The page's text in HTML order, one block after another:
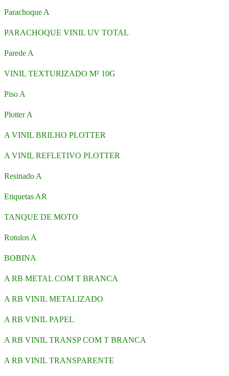
Parachoque A
PARACHOQUE VINIL UV TOTAL
Parede A
VINIL TEXTURIZADO M² 10G
Piso A
Plotter A
A VINIL BRILHO PLOTTER
A VINIL REFLETIVO PLOTTER
Resinado A
Etiquetas AR
TANQUE DE MOTO
Rotulos A
BOBINA
A RB METAL COM T BRANCA
A RB VINIL METALIZADO
A RB VINIL PAPEL
A RB VINIL TRANSP COM T BRANCA
A RB VINIL TRANSPARENTE